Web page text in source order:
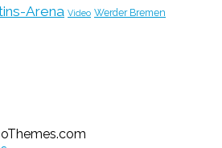
Arena Video Werder Bremen